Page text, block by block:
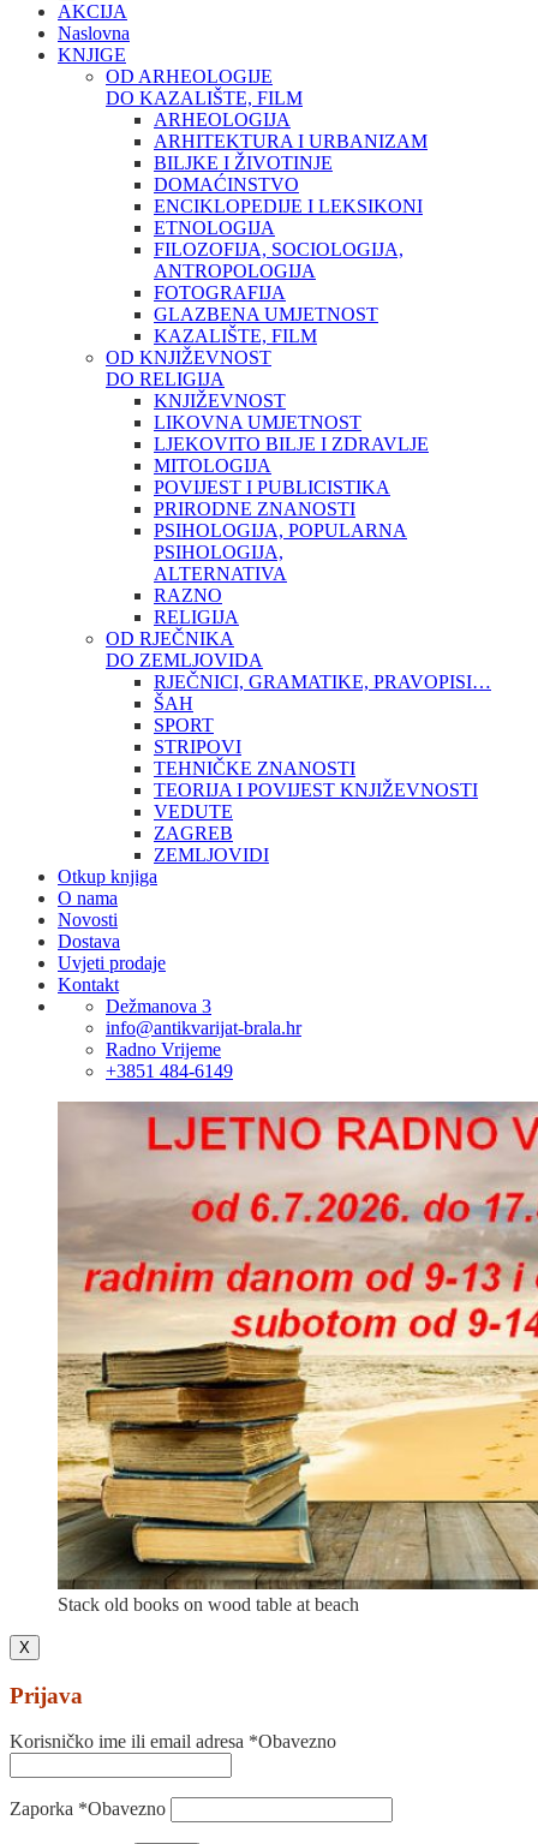
AKCIJA
Naslovna
KNJIGE
OD ARHEOLOGIJE
DO KAZALIŠTE, FILM
ARHEOLOGIJA
ARHITEKTURA I URBANIZAM
BILJKE I ŽIVOTINJE
DOMAĆINSTVO
ENCIKLOPEDIJE I LEKSIKONI
ETNOLOGIJA
FILOZOFIJA, SOCIOLOGIJA,
ANTROPOLOGIJA
FOTOGRAFIJA
GLAZBENA UMJETNOST
KAZALIŠTE, FILM
OD KNJIŽEVNOST
DO RELIGIJA
KNJIŽEVNOST
LIKOVNA UMJETNOST
LJEKOVITO BILJE I ZDRAVLJE
MITOLOGIJA
POVIJEST I PUBLICISTIKA
PRIRODNE ZNANOSTI
PSIHOLOGIJA, POPULARNA
PSIHOLOGIJA,
ALTERNATIVA
RAZNO
RELIGIJA
OD RJEČNIKA
DO ZEMLJOVIDA
RJEČNICI, GRAMATIKE, PRAVOPISI…
ŠAH
SPORT
STRIPOVI
TEHNIČKE ZNANOSTI
TEORIJA I POVIJEST KNJIŽEVNOSTI
VEDUTE
ZAGREB
ZEMLJOVIDI
Otkup knjiga
O nama
Novosti
Dostava
Uvjeti prodaje
Kontakt
Dežmanova 3
info@antikvarijat-brala.hr
Radno Vrijeme
+3851 484-6149
Stack old books on wood table at beach
X
Prijava
Korisničko ime ili email adresa *Obavezno
Zaporka *Obavezno